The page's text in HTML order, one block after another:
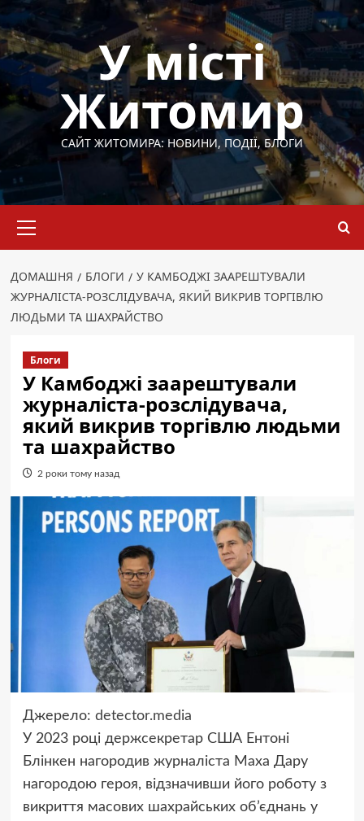
Перейти
до
вмісту
У місті
Житомир
САЙТ ЖИТОМИРА: НОВИНИ, ПОДІЇ, БЛОГИ
меню
ДОМАШНЯ БЛОГИ
У КАМБОДЖІ ЗААРЕШТУВАЛИ
ЖУРНАЛІСТА-РОЗСЛІДУВАЧА, ЯКИЙ ВИКРИВ ТОРГІВЛЮ
ЛЮДЬМИ ТА ШАХРАЙСТВО
Блоги
У Камбоджі заарештували
журналіста-розслідувача,
який викрив торгівлю людьми
та шахрайство
2 роки тому назад
Джерело: detector.media
У 2023 році держсекретар США Ентоні
Блінкен нагородив журналіста Маха Дару
нагородою героя, відзначивши його роботу з
викриття масових шахрайських об’єднань у